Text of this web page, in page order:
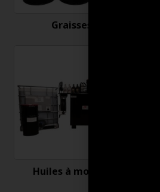
Graisses
Huiles à moteur